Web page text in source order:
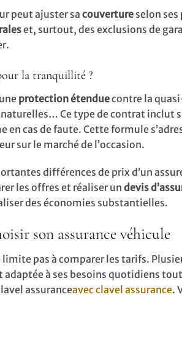
peut ajuster sa couverture selon
et, surtout, des exclusions de
la tranquillité ?
protection étenduecontre la
Ce type de contrat inclut
en cas de faute. Cette formule
sur le marché de l’occasion.
différences de prix d’un
les offres et réaliser undevis
des économies substantielles.
son assurance véhicule
limite pas à comparer les tarifs.
adaptée à ses besoins quotidiens
assuranceavec clavel assurance.